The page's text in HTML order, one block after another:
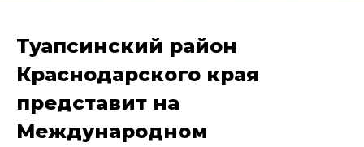
Туапсинский район
Краснодарского края
представит на
Международном